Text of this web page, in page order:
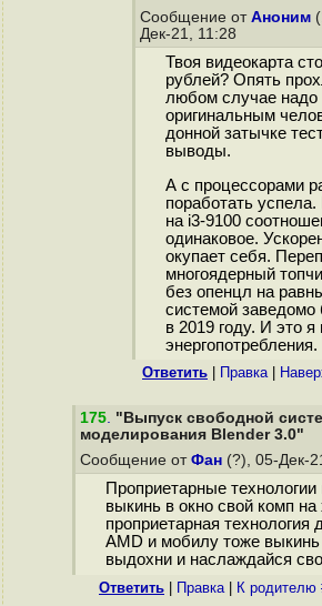
Сообщение от Аноним
Дек-21, 11:28
Твоя видеокарта
рублей? Опять
любом случае надо
оригинальным
донной затычке
выводы.
А с процессорами
поработать
на i3-9100
одинаковое.
окупает себя.
многоядерный
без опенцл на
системой
в 2019 году. И это
энергопотребления.
Ответить Правка|
175. "Выпуск свободной
моделирования Blender 3.0"
Сообщение от Фан (?), 05-Дек-
Проприетарные
выкинь в окно свой комп
проприетарная технология
AMD и мобилу тоже выкинь
выдохни и наслаждайся
Ответить Правка| К родителю